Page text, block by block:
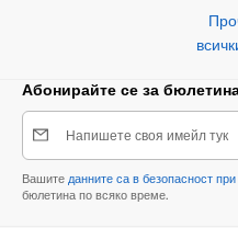
Абонирайте се за
Напишете своя имейл тук
Вашите данните са в безопасност при
бюлетина по всяко време.